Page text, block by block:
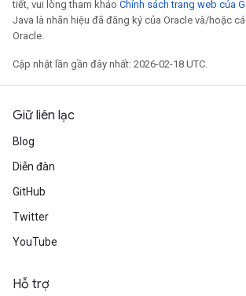
tiết, vui lòng tham khảo Chính sách trang web của
Java là nhãn hiệu đã đăng ký của Oracle và/hoặc
Oracle.
Cập nhật lần gần đây nhất: 2026-02-18 UTC.
Giữ liên lạc
Blog
Diễn đàn
GitHub
Twitter
YouTube
Hỗ trợ